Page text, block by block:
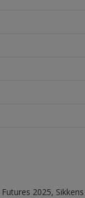
2025, Sikkens